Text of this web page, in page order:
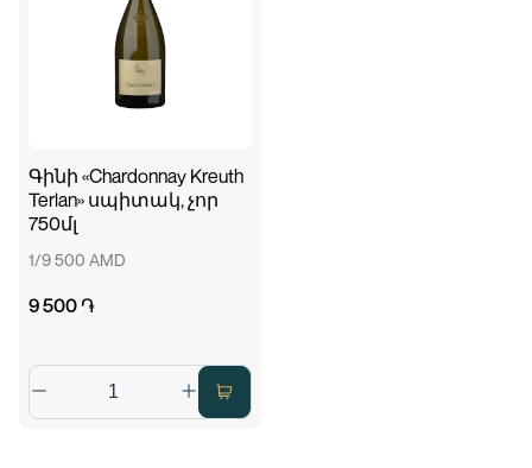
Գինի «Chardonnay Kreuth
Terlan» սպիտակ, չոր
750մլ
1/9 500 AMD
9 500 ֏